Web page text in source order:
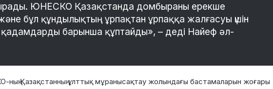
ЮНЕСКО Қазақстанда домбыраны ерекше
бұл құндылықтың ұрпақтан ұрпаққа жалғасуы үшін
барынша құптайды», – деді Найеф әл-
Қазақстанның ұлттық мұранысақтау жолындағы бастамаларын жоғары